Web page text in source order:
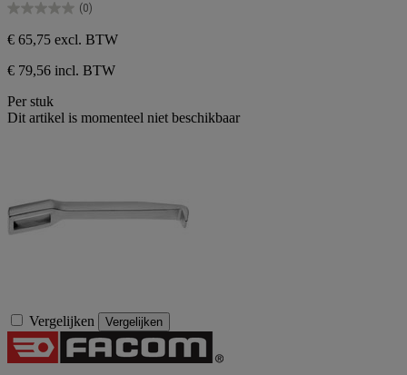
5
(0)
0.0
van
de
5
sterren.
€ 65,75 excl. BTW
€ 79,56 incl. BTW
Per stuk
Dit artikel is momenteel niet beschikbaar
Vergelijken Vergelijken